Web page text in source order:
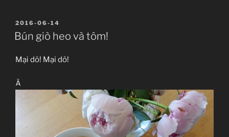
ĐĂNG
TRONG
2016-06-14
Bún giò heo và tôm!
Mại dô! Mại dô!
Ă